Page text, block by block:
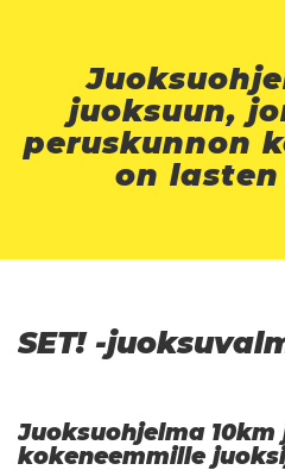
juoksuun,
peruskunnon
on
SET! -
Juoksuohjelma 10km
kokeneemmille